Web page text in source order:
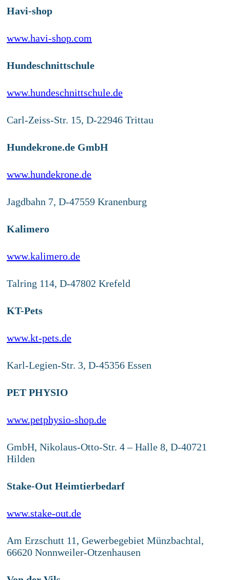
Havi-shop
www.havi-shop.com
Hundeschnittschule
www.hundeschnittschule.de
Carl-Zeiss-Str. 15, D-22946 Trittau
Hundekrone.de GmbH
www.hundekrone.de
Jagdbahn 7, D-47559 Kranenburg
Kalimero
www.kalimero.de
Talring 114, D-47802 Krefeld
KT-Pets
www.kt-pets.de
Karl-Legien-Str. 3, D-45356 Essen
PET PHYSIO
www.petphysio-shop.de
GmbH, Nikolaus-Otto-Str. 4 – Halle 8, D-40721
Hilden
Stake-Out Heimtierbedarf
www.stake-out.de
Am Erzschutt 11, Gewerbegebiet Münzbachtal,
66620 Nonnweiler-Otzenhausen